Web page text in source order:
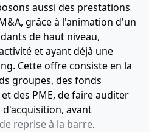
aussi des prestations
grâce à l'animation d'un
de haut niveau,
et ayant déjà une
Cette offre consiste en la
groupes, des fonds
des PME, de faire auditer
d'acquisition, avant
reprise à la barre.